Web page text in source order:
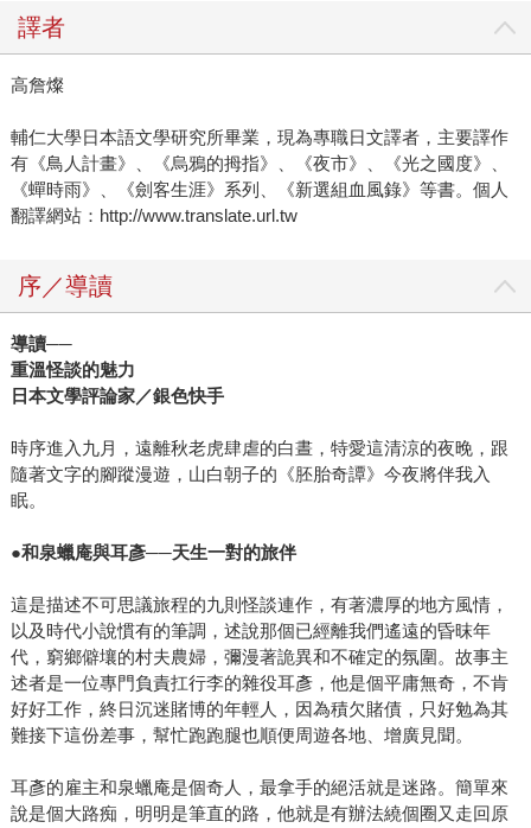
譯者
高詹燦
輔仁大學日本語文學研究所畢業，現為專職日文譯者，主要譯作
有《鳥人計畫》、《烏鴉的拇指》、《夜市》、《光之國度》、
《蟬時雨》、《劍客生涯》系列、《新選組血風錄》等書。個人
翻譯網站：http://www.translate.url.tw
序／導讀
導讀──
重溫怪談的魅力
日本文學評論家／銀色快手
時序進入九月，遠離秋老虎肆虐的白晝，特愛這清涼的夜晚，跟
隨著文字的腳蹤漫遊，山白朝子的《胚胎奇譚》今夜將伴我入
眠。
●和泉蠟庵與耳彥──天生一對的旅伴
這是描述不可思議旅程的九則怪談連作，有著濃厚的地方風情，
以及時代小說慣有的筆調，述說那個已經離我們遙遠的昏昩年
代，窮鄉僻壤的村夫農婦，彌漫著詭異和不確定的氛圍。故事主
述者是一位專門負責扛行李的雜役耳彥，他是個平庸無奇，不肯
好好工作，終日沉迷賭博的年輕人，因為積欠賭債，只好勉為其
難接下這份差事，幫忙跑跑腿也順便周遊各地、增廣見聞。
耳彥的雇主和泉蠟庵是個奇人，最拿手的絕活就是迷路。簡單來
說是個大路痴，明明是筆直的路，他就是有辦法繞個圈又走回原